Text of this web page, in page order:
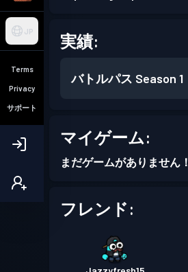
JP
Terms
Privacy
サポート
実績:
バトルパス Season 1
マイゲーム:
まだゲームがありません！
フレンド: